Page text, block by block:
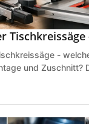
Tischkreissäge
-
und Zuschnitt?